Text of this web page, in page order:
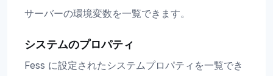
サーバーの環境変数を一覧できます。
システムのプロパティ
Fess に設定されたシステムプロパティを一覧でき